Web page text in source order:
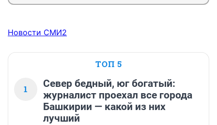
Новости СМИ2
ТОП 5
1
Север бедный, юг богатый:
журналист проехал все города
Башкирии — какой из них
лучший